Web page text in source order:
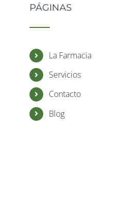
PÁGINAS
La Farmacia
Servicios
Contacto
Blog